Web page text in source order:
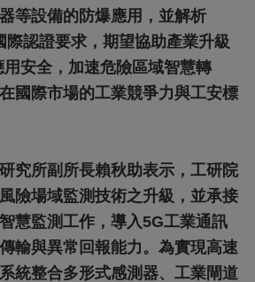
等設備的防爆應用，並解析
認證要求，期望協助產業升級
安全，加速危險區域智慧轉
國際市場的工業競爭力與工安標
究所副所長賴秋助表示，工研院
險場域監測技術之升級，並承接
慧監測工作，導入5G工業通訊
輸與異常回報能力。為實現高速
統整合多形式感測器、工業閘道